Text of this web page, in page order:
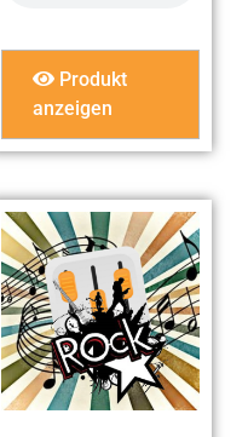
Produkt
anzeigen